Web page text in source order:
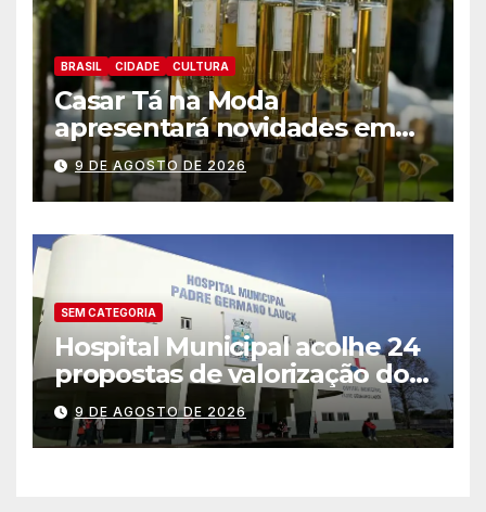
BRASIL CIDADE CULTURA
Casar Tá na Moda
apresentará novidades em
entretenimento para
casamentos e festas de
debutantes
9 DE AGOSTO DE 2026
SEM CATEGORIA
Hospital Municipal acolhe 24
propostas de valorização dos
trabalhadores e institui mesa
permanente de negociação
9 DE AGOSTO DE 2026